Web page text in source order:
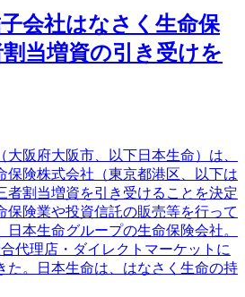
会社はなさく生命保
当増資の引き受けを
大阪府大阪市、以下日本生命）は、
保険株式会社（東京都港区、以下は
者割当増資を引き受けることを決定
保険業や投資信託の販売等を行って
本生命グループの生命保険会社。
代理店・ダイレクトマーケットに
た。日本生命は、はなさく生命の持